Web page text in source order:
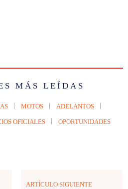
MÁS LEÍDAS
MOTOS ADELANTOS
OFICIALES OPORTUNIDADES
ARTÍCULO SIGUIENTE